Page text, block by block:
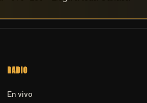
RADIO
En vivo